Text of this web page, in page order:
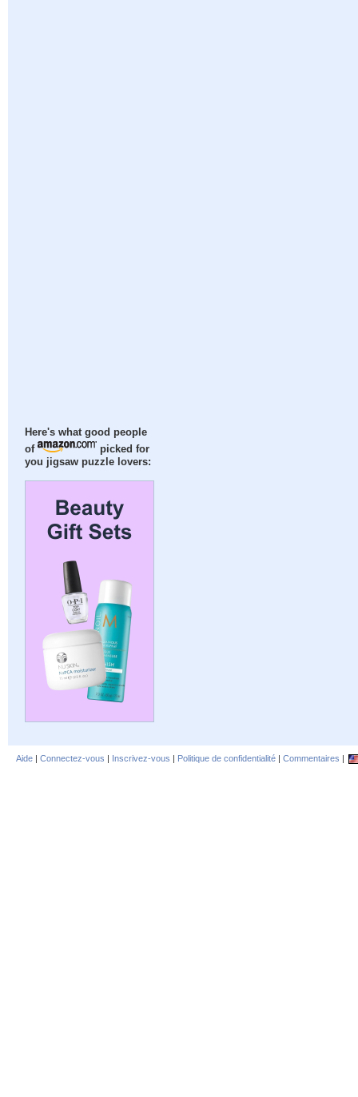
Here's what good people
of
picked for
you jigsaw puzzle lovers:
Aide | Connectez-vous | Inscrivez-vous | Politique de confidentialité | Commentaires |